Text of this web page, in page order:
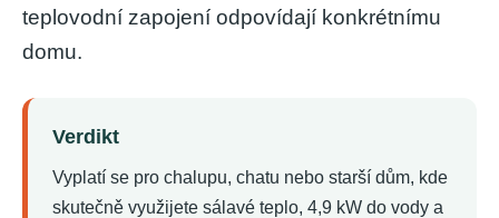
teplovodní zapojení odpovídají konkrétnímu
domu.
Verdikt
Vyplatí se pro chalupu, chatu nebo starší dům, kde
skutečně využijete sálavé teplo, 4,9 kW do vody a
u
č
j